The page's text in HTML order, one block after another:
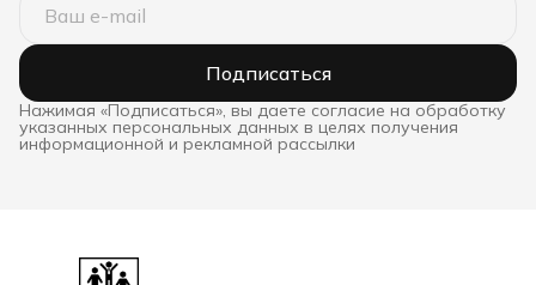
Подписаться
Нажимая «Подписаться», вы даете согласие на обработку
указанных персональных данных в целях получения
информационной и рекламной рассылки